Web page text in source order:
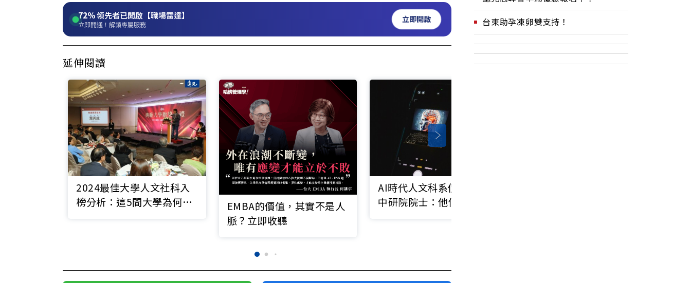
72%領先者已開啟【職場雷達】
立即開通！解鎖專屬服務
立即開啟
延伸閱讀
2024最佳大學人文社科入
榜分析：這5間大學為何拚
EMBA的價值，其實不是人
脈？立即收聽
AI時代人文科系價值在哪？
中研院院士：他們讓AI更安
台東助孕凍卵雙支持！